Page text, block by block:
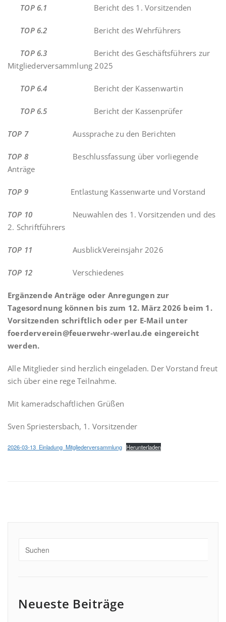
TOP 6.1 Bericht des 1. Vorsitzenden
TOP 6.2 Bericht des Wehrführers
TOP 6.3 Bericht des Geschäftsführers zur
Mitgliederversammlung 2025
TOP 6.4 Bericht der Kassenwartin
TOP 6.5 Bericht der Kassenprüfer
TOP 7Aussprache zu den Berichten
TOP 8 Beschlussfassung über vorliegende
Anträge
TOP 9 Entlastung Kassenwarte und Vorstand
TOP 10 Neuwahlen des 1. Vorsitzenden und des
2. Schriftführers
TOP 11 AusblickVereinsjahr 2026
TOP 12 Verschiedenes
Ergänzende Anträge oder Anregungen zur
Tagesordnung können bis zum 12. März 2026 beim 1.
Vorsitzenden schriftlich oder per E-Mail unter
foerderverein@feuerwehr-werlau.de eingereicht
werden.
Alle Mitglieder sind herzlich eingeladen. Der Vorstand freut
sich über eine rege Teilnahme.
Mit kameradschaftlichen Grüßen
Sven Spriestersbach, 1. Vorsitzender
2026-03-13_Einladung_Mitgliederversammlung Herunterladen
Neueste Beiträge